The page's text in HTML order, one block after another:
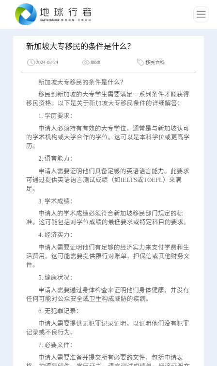
新加坡大专移民的条件是什么？
2024-02-24 8888 移民百科
新加坡大专移民的条件是什么？
移民到新加坡的大专学生需要满足一系列条件才能获得
移民资格。以下是关于新加坡大专移民条件的详细解答：
1. 学历要求：
申请人必须持有有效的大专学位，通常是与新加坡认可
的学术机构或大学合作的学位。这可以是本科学位或更高学
历。
2. 语言能力：
申请人需要证明他们具备足够的英语语言能力。此要求
可通过提供英语语言测试成绩（如IELTS或TOEFL）来满
足。
3. 学术成绩：
申请人的学术成绩必须符合新加坡移民部门规定的标
准。这可能包括对学位成绩的最低要求或特定科目的要求。
4. 经济实力：
申请人需要证明他们有足够的经济实力来支付学费和生
活费用。这可能需要提供银行对账单、担保信或其他财务文
件。
5. 健康状况：
申请人需要通过身体检查来证明他们身体健康，并没有
任何可能对公众安全或卫生构成威胁的疾病。
6. 无犯罪记录：
申请人需要提供无犯罪记录证明，以证明他们没有犯罪
记录或不良行为。
7. 必要文件：
申请人需要准备并提交所有必要的文件，包括申请表